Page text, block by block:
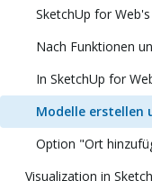
SketchUp for
Nach Funktionen
In SketchUp for
Modelle erstellen
Option "Ort
Visualization in